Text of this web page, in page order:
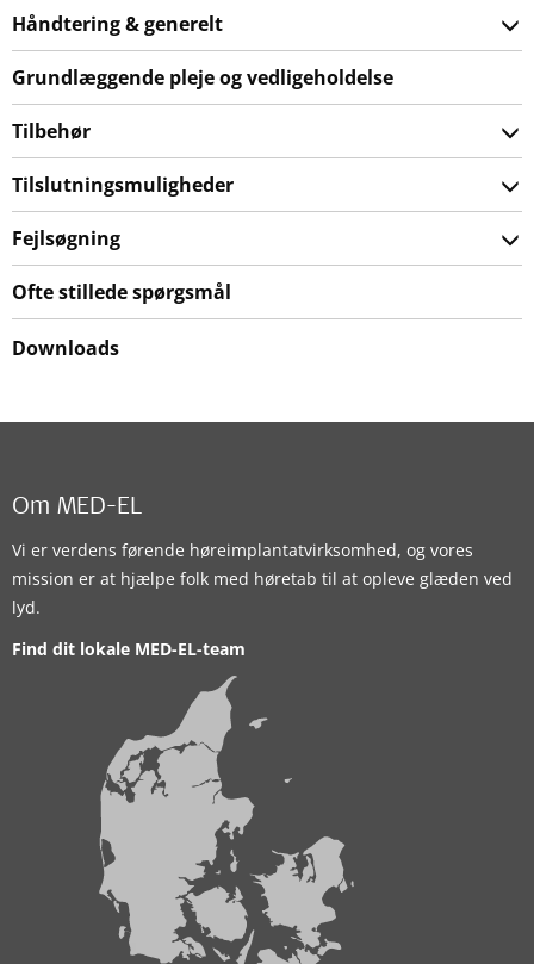
Håndtering & generelt
Grundlæggende pleje og vedligeholdelse
Tilbehør
Tilslutningsmuligheder
Fejlsøgning
Ofte stillede spørgsmål
Downloads
Om MED-EL
Vi er verdens førende høreimplantatvirksomhed, og vores
mission er at hjælpe folk med høretab til at opleve glæden ved
lyd.
Find dit lokale MED-EL-team